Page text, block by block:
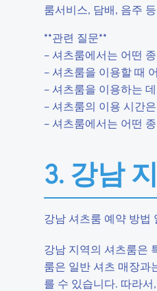
룸서비스, 담배, 음주
**관련 질문**
– 셔츠룸에서는 어떤
– 셔츠룸을 이용할 때
– 셔츠룸을 이용하는
– 셔츠룸의 이용 시간
– 셔츠룸에서는 어떤
3. 강남
강남 셔츠룸 예약 방법
강남 지역의 셔츠룸은
룸은 일반 셔츠 매장과
를 수 있습니다. 따라